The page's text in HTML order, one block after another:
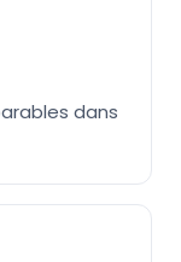
dans